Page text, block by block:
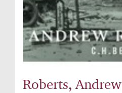
Roberts, Andrew